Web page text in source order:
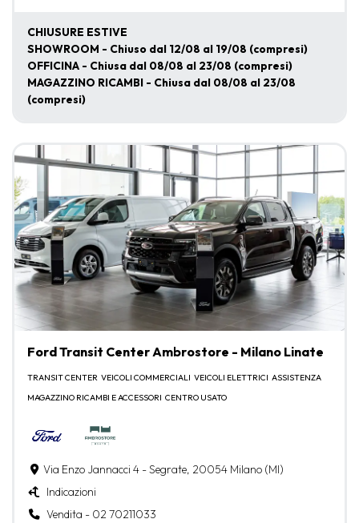
CHIUSURE ESTIVE
SHOWROOM - Chiuso dal 12/08 al 19/08 (compresi)
OFFICINA - Chiusa dal 08/08 al 23/08 (compresi)
MAGAZZINO RICAMBI - Chiusa dal 08/08 al 23/08
(compresi)
Ford Transit Center Ambrostore - Milano Linate
TRANSIT CENTER VEICOLI COMMERCIALI VEICOLI ELETTRICI ASSISTENZA
MAGAZZINO RICAMBI E ACCESSORI CENTRO USATO
Via Enzo Jannacci 4 - Segrate, 20054 Milano (MI)
Indicazioni
Vendita - 02 70211033